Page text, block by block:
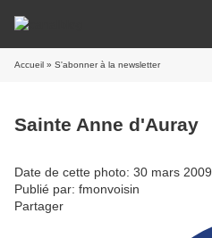
Accueil » S'abonner à la newsletter
Sainte Anne d'Auray
Date de cette photo: 30 mars 2009
Publié par: fmonvoisin
Partager